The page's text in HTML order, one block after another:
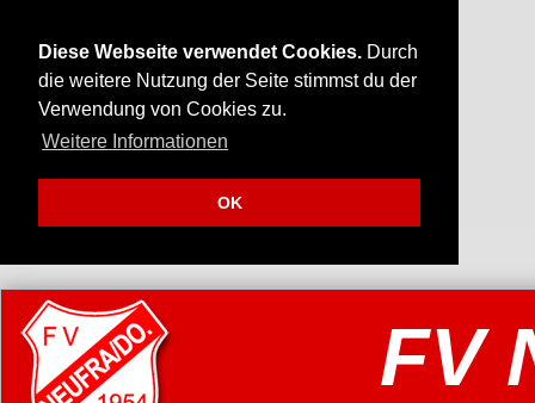
Diese Webseite verwendet Cookies. Durch
die weitere Nutzung der Seite stimmst du der
Verwendung von Cookies zu.
Weitere Informationen
OK
FV